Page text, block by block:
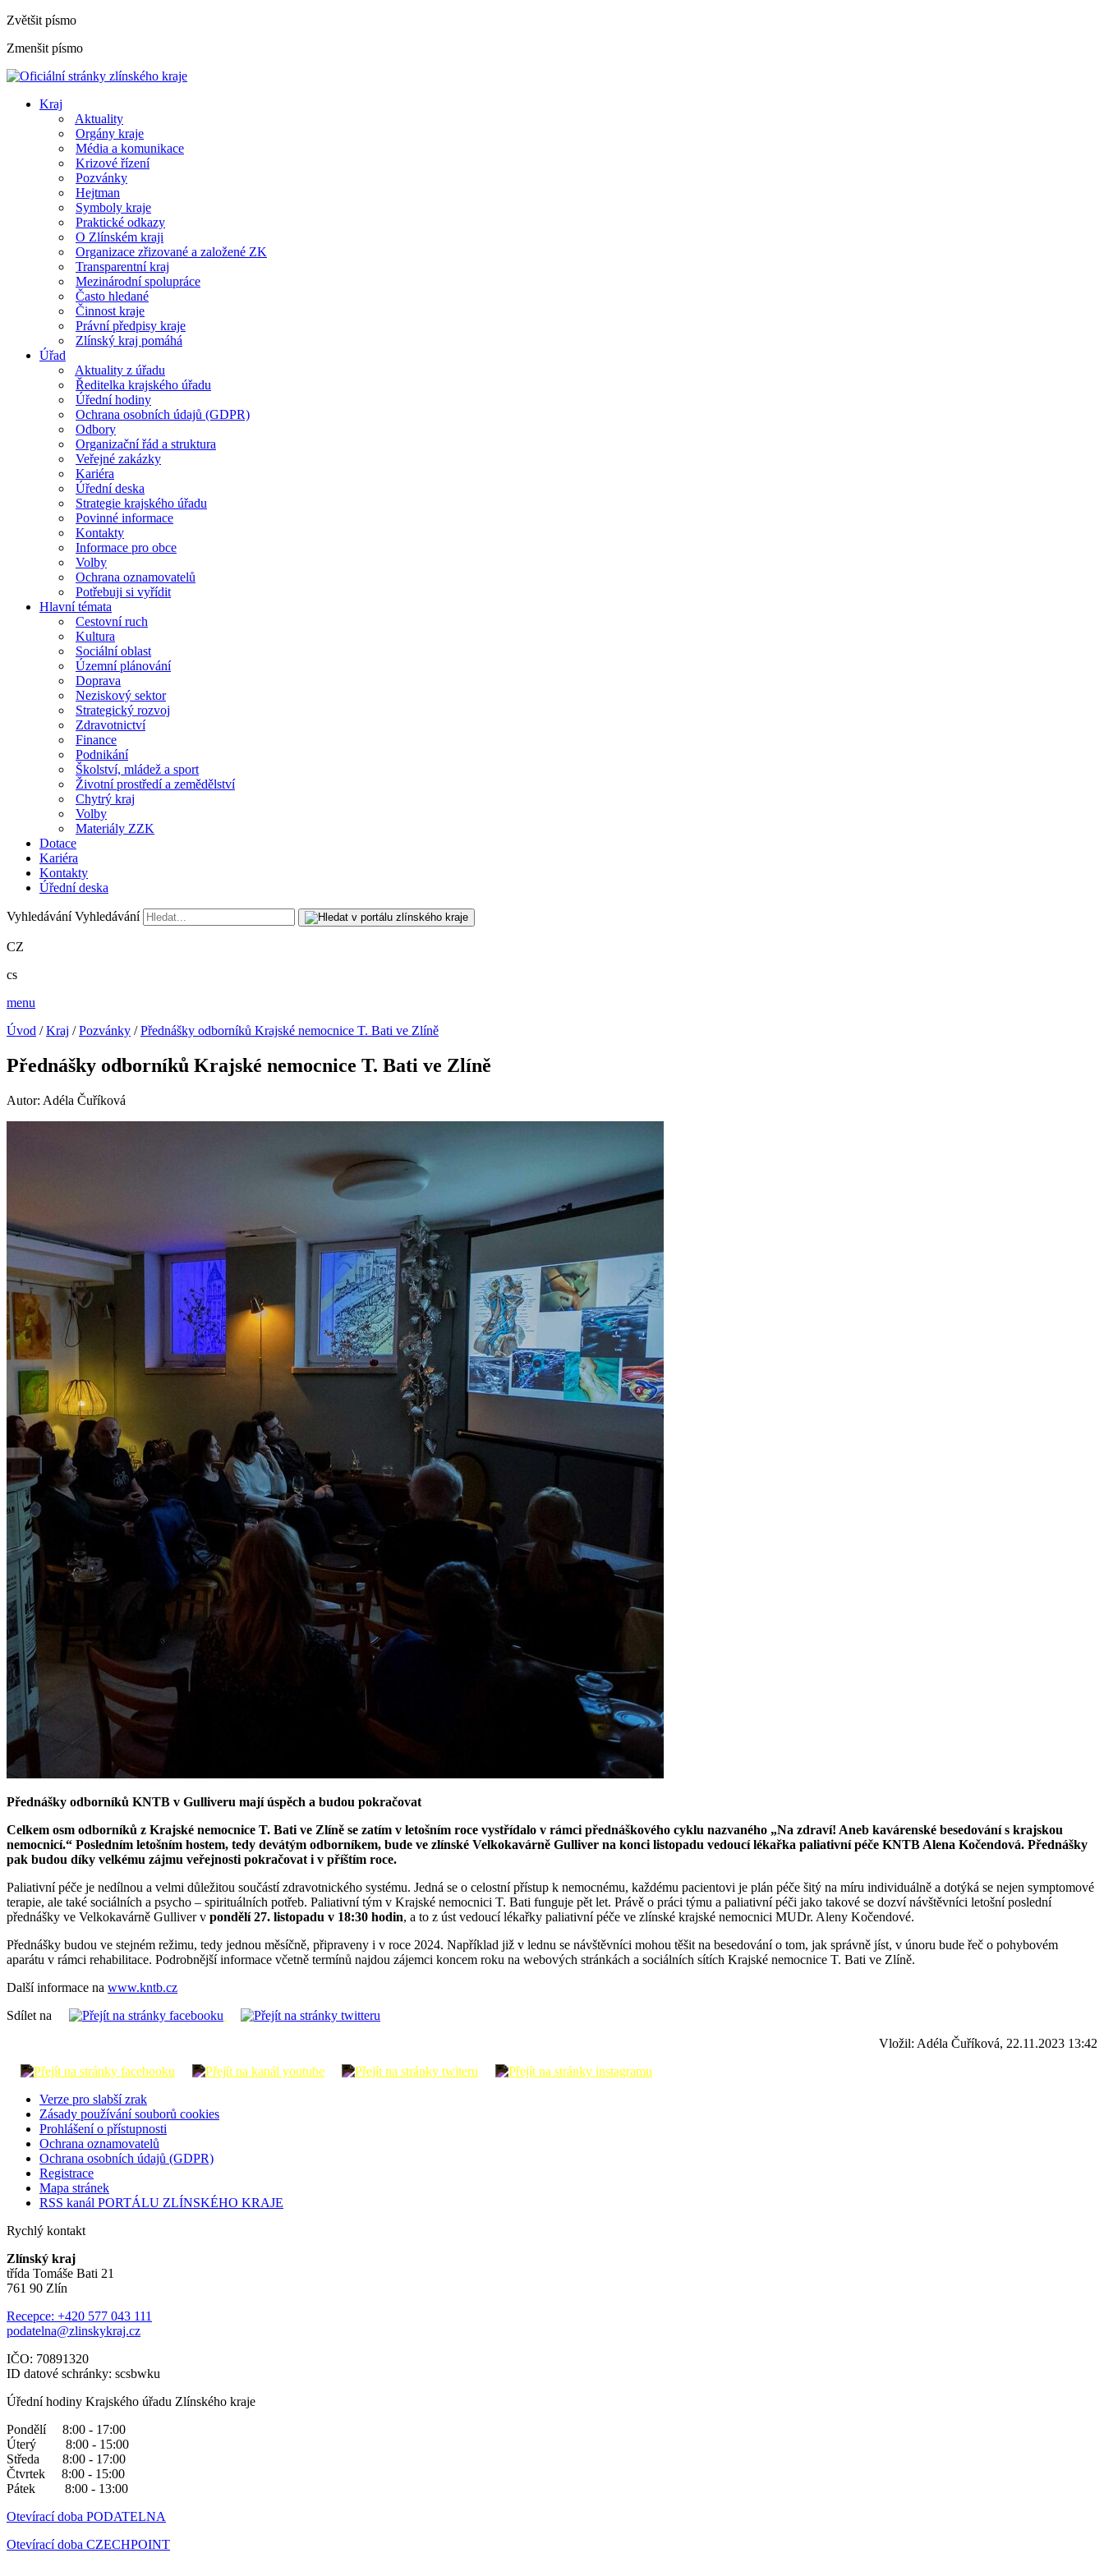
Zvětšit písmo
Zmenšit písmo
Kraj
Aktuality
Orgány kraje
Média a komunikace
Krizové řízení
Pozvánky
Hejtman
Symboly kraje
Praktické odkazy
O Zlínském kraji
Organizace zřizované a založené ZK
Transparentní kraj
Mezinárodní spolupráce
Často hledané
Činnost kraje
Právní předpisy kraje
Zlínský kraj pomáhá
Úřad
Aktuality z úřadu
Ředitelka krajského úřadu
Úřední hodiny
Ochrana osobních údajů (GDPR)
Odbory
Organizační řád a struktura
Veřejné zakázky
Kariéra
Úřední deska
Strategie krajského úřadu
Povinné informace
Kontakty
Informace pro obce
Volby
Ochrana oznamovatelů
Potřebuji si vyřídit
Hlavní témata
Cestovní ruch
Kultura
Sociální oblast
Územní plánování
Doprava
Neziskový sektor
Strategický rozvoj
Zdravotnictví
Finance
Podnikání
Školství, mládež a sport
Životní prostředí a zemědělství
Chytrý kraj
Volby
Materiály ZZK
Dotace
Kariéra
Kontakty
Úřední deska
Vyhledávání Vyhledávání
CZ
cs
menu
Úvod /Kraj /Pozvánky /Přednášky odborníků Krajské nemocnice T. Bati ve Zlíně
Přednášky odborníků Krajské nemocnice T. Bati ve Zlíně
Autor: Adéla Čuříková
Přednášky odborníků KNTB v Gulliveru mají úspěch a budou pokračovat
Celkem osm odborníků z Krajské nemocnice T. Bati ve Zlíně se zatím v letošním roce vystřídalo v rámci přednáškového cyklu nazvaného „Na zdraví! Aneb kavárenské besedování s krajskou
nemocnicí.“ Posledním letošním hostem, tedy devátým odborníkem, bude ve zlínské Velkokavárně Gulliver na konci listopadu vedoucí lékařka paliativní péče KNTB Alena Kočendová. Přednášky
pak budou díky velkému zájmu veřejnosti pokračovat i v příštím roce.
Paliativní péče je nedílnou a velmi důležitou součástí zdravotnického systému. Jedná se o celostní přístup k nemocnému, každému pacientovi je plán péče šitý na míru individuálně a dotýká se nejen symptomové
terapie, ale také sociálních a psycho – spirituálních potřeb. Paliativní tým v Krajské nemocnici T. Bati funguje pět let. Právě o práci týmu a paliativní péči jako takové se dozví návštěvníci letošní poslední
přednášky ve Velkokavárně Gulliver v pondělí 27. listopadu v 18:30 hodin, a to z úst vedoucí lékařky paliativní péče ve zlínské krajské nemocnici MUDr. Aleny Kočendové.
Přednášky budou ve stejném režimu, tedy jednou měsíčně, připraveny i v roce 2024. Například již v lednu se návštěvníci mohou těšit na besedování o tom, jak správně jíst, v únoru bude řeč o pohybovém
aparátu v rámci rehabilitace. Podrobnější informace včetně termínů najdou zájemci koncem roku na webových stránkách a sociálních sítích Krajské nemocnice T. Bati ve Zlíně.
Další informace na www.kntb.cz
Sdílet na
Vložil: Adéla Čuříková, 22.11.2023 13:42
Verze pro slabší zrak
Zásady používání souborů cookies
Prohlášení o přístupnosti
Ochrana oznamovatelů
Ochrana osobních údajů (GDPR)
Registrace
Mapa stránek
RSS kanál PORTÁLU ZLÍNSKÉHO KRAJE
Rychlý kontakt
Zlínský kraj
třída Tomáše Bati 21
761 90 Zlín
Recepce: +420 577 043 111
podatelna@zlinskykraj.cz
IČO: 70891320
ID datové schránky: scsbwku
Úřední hodiny Krajského úřadu Zlínského kraje
Pondělí 8:00 - 17:00
Úterý 8:00 - 15:00
Středa 8:00 - 17:00
Čtvrtek 8:00 - 15:00
Pátek 8:00 - 13:00
Otevírací doba PODATELNA
Otevírací doba CZECHPOINT